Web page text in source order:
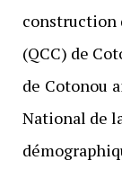
construction
(QCC) de
de Cotonou
National de